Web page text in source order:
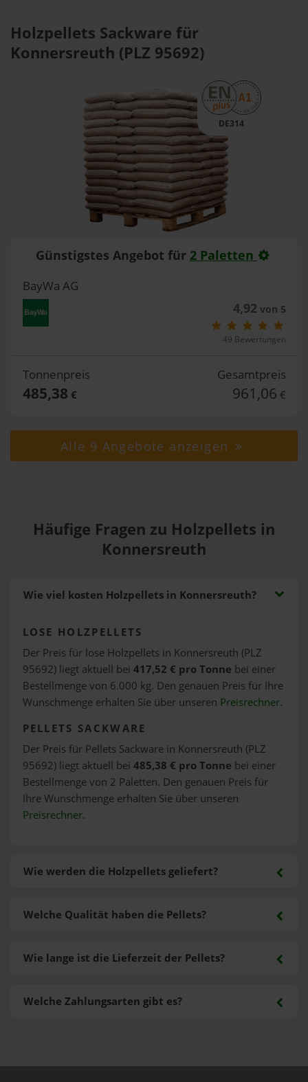
Holzpellets Sackware für
Konnersreuth (PLZ 95692)
DE314
Günstigstes Angebot für 2 Paletten
BayWa AG
4,92von 5
49 Bewertungen
Tonnenpreis
485,38 €
Gesamtpreis
961,06 €
Alle 9 Angebote anzeigen
Häufige Fragen zu Holzpellets in
Konnersreuth
Wie viel kosten Holzpellets in Konnersreuth?
LOSE HOLZPELLETS
Der Preis für lose Holzpellets in Konnersreuth (PLZ
95692) liegt aktuell bei 417,52 € pro Tonne bei einer
Bestellmenge von 6.000 kg. Den genauen Preis für Ihre
Wunschmenge erhalten Sie über unseren Preisrechner.
PELLETS SACKWARE
Der Preis für Pellets Sackware in Konnersreuth (PLZ
95692) liegt aktuell bei 485,38 € pro Tonne bei einer
Bestellmenge von 2 Paletten. Den genauen Preis für
Ihre Wunschmenge erhalten Sie über unseren
Preisrechner.
Wie werden die Holzpellets geliefert?
Welche Zahlungsarten gibt es?
Welche Qualität haben die Pellets?
Wie lange ist die Lieferzeit der Pellets?